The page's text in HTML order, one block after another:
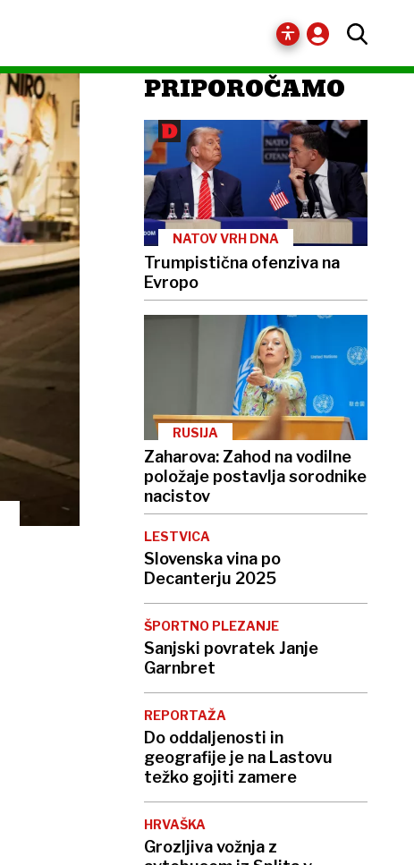
PRIPOROČAMO
NATOV VRH DNA
Trumpistična ofenziva na
Evropo
RUSIJA
Zaharova: Zahod na vodilne
položaje postavlja sorodnike
nacistov
LESTVICA
Slovenska vina po
Decanterju 2025
ŠPORTNO PLEZANJE
Sanjski povratek Janje
Garnbret
REPORTAŽA
Do oddaljenosti in
geografije je na Lastovu
težko gojiti zamere
HRVAŠKA
Grozljiva vožnja z